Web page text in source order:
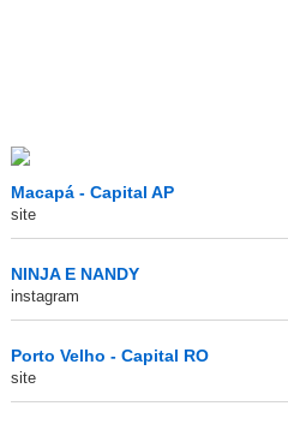
Macapá - Capital AP
site
NINJA E NANDY
instagram
Porto Velho - Capital RO
site